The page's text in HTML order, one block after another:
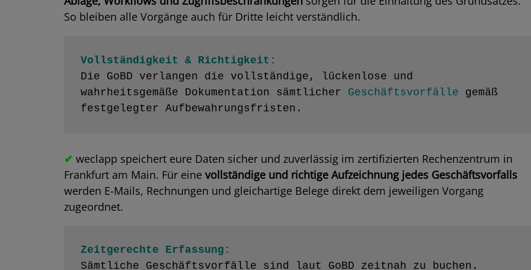
So bleiben alle Vorgänge auch für Dritte leicht verständlich.
Vollständigkeit & Richtigkeit:
Die GoBD verlangen die vollständige, lückenlose und
wahrheitsgemäße Dokumentation sämtlicher Geschäftsvorfälle gemäß
festgelegter Aufbewahrungsfristen.
✔ weclapp speichert eure Daten sicher und zuverlässig im zertifizierten Rechenzentrum in
Frankfurt am Main. Für eine vollständige und richtige Aufzeichnung jedes Geschäftsvorfalls
werden E-Mails, Rechnungen und gleichartige Belege direkt dem jeweiligen Vorgang
zugeordnet.
Zeitgerechte Erfassung:
Sämtliche Geschäftsvorfälle sind laut GoBD zeitnah zu buchen.